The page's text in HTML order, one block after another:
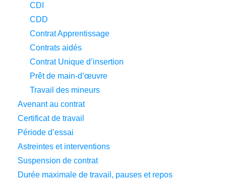
CDI
CDD
Contrat Apprentissage
Contrats aidés
Contrat Unique d’insertion
Prêt de main-d’œuvre
Travail des mineurs
Avenant au contrat
Certificat de travail
Période d’essai
Astreintes et interventions
Suspension de contrat
Durée maximale de travail, pauses et repos